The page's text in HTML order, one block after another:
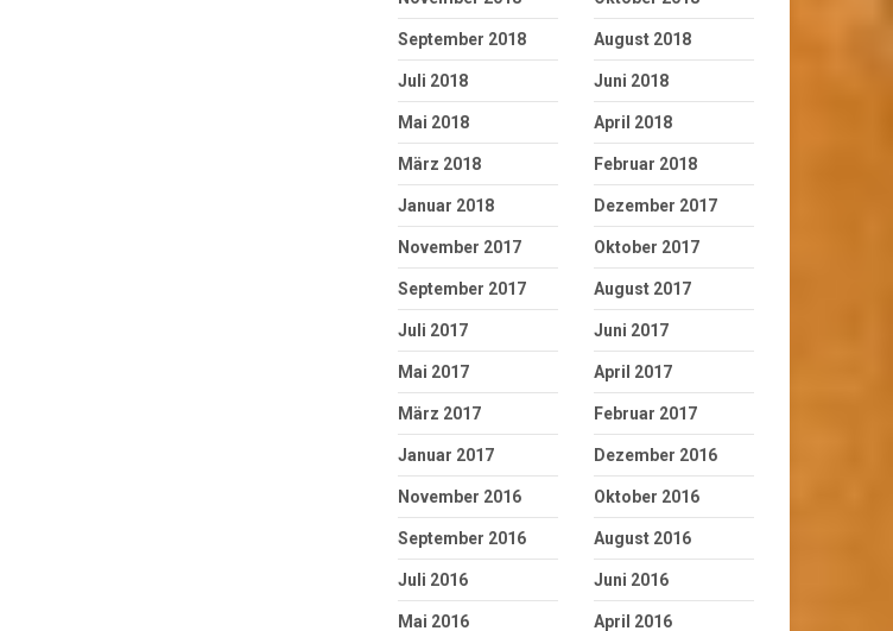
September 2018 August 2018
Juli 2018 Juni 2018
Mai 2018 April 2018
März 2018 Februar 2018
Januar 2018 Dezember 2017
November 2017 Oktober 2017
September 2017 August 2017
Juli 2017 Juni 2017
Mai 2017 April 2017
März 2017 Februar 2017
Januar 2017 Dezember 2016
November 2016 Oktober 2016
September 2016 August 2016
Juli 2016 Juni 2016
Mai 2016 April 2016